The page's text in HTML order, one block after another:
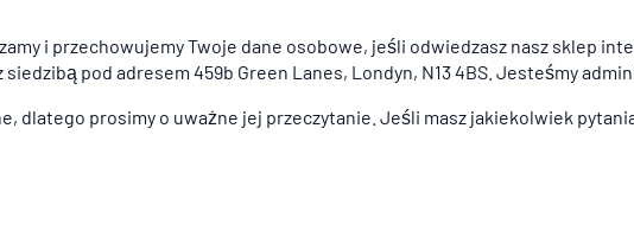
i przechowujemy Twoje dane osobowe, jeśli odwiedzasz nasz sklep
pod adresem 459b Green Lanes, Londyn, N13 4BS. Jesteśmy
dlatego prosimy o uważne jej przeczytanie. Jeśli masz jakiekolwiek